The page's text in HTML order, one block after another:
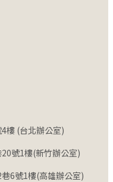
樓 (台北辦公室)
號1樓(新竹辦公室)
6號1樓(高雄辦公室)